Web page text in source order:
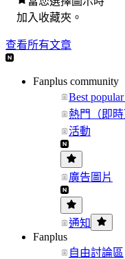
加入收藏夾。
查看所有文章
Fanplus community
Best
熱門（即時
活動
廣告圖片
通知
Fanplus
自由討論區